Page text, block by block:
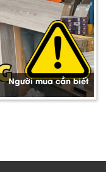
Người mua cần biết